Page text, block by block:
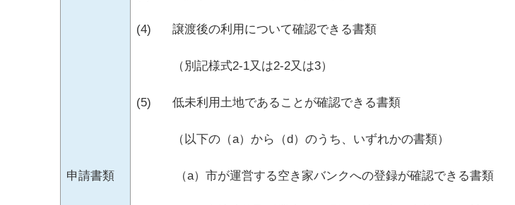
申請書類
(4) 譲渡後の利用について確認できる書類
（別記様式2-1又は2-2又は3）
(5) 低未利用土地であることが確認できる書類
（以下の（a）から（d）のうち、いずれかの書類）
（a）市が運営する空き家バンクへの登録が確認できる